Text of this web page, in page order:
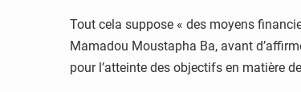
Tout cela suppose « des moyens
Mamadou Moustapha Ba, avant
pour l’atteinte des objectifs en matière